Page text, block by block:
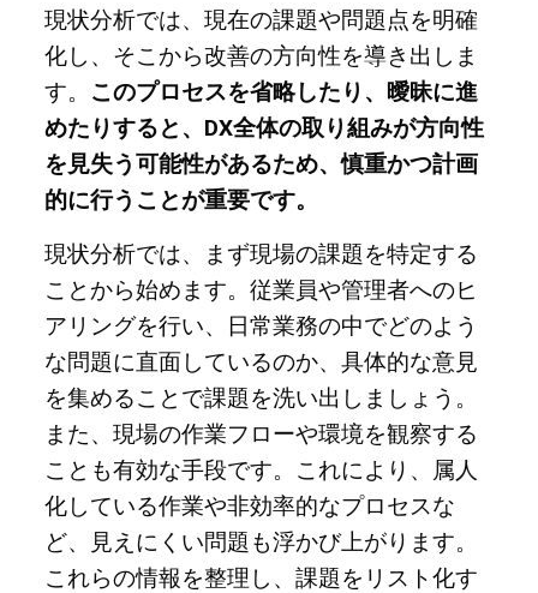
現状分析では、現在の課題や問題点を明確
化し、そこから改善の方向性を導き出しま
す。 このプロセスを省略したり、曖昧に進
めたりすると、DX全体の取り組みが方向性
を見失う可能性があるため、慎重かつ計画
的に行うことが重要です。
現状分析では、まず現場の課題を特定する
ことから始めます。従業員や管理者へのヒ
アリングを行い、日常業務の中でどのよう
な問題に直面しているのか、具体的な意見
を集めることで課題を洗い出しましょう。
また、現場の作業フローや環境を観察する
ことも有効な手段です。これにより、属人
化している作業や非効率的なプロセスな
ど、見えにくい問題も浮かび上がります。
これらの情報を整理し、課題をリスト化す